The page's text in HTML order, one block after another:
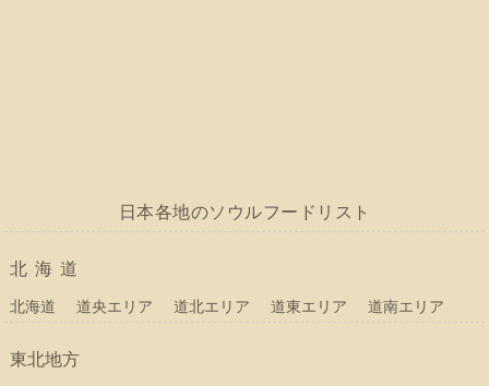
日本各地のソウルフードリスト
北海道
北海道 道央エリア 道北エリア 道東エリア 道南エリア
東北地方